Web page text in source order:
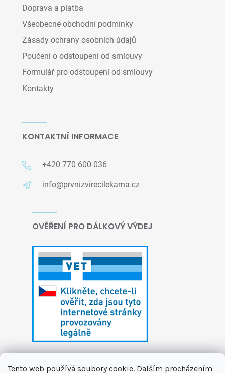
Tento web používá soubory cookie. Dalším procházením
Doprava a platba
Všeobecné obchodní podmínky
Zásady ochrany osobních údajů
Poučení o odstoupení od smlouvy
Formulář pro odstoupení od smlouvy
Kontakty
KONTAKTNÍ INFORMACE
+420 770 600 036
info@prvnizvirecilekarna.cz
OVĚŘENÍ PRO DÁLKOVÝ VÝDEJ